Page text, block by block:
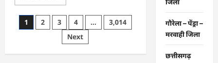
नया
आधार
more
CG
:
समाज
एकजुटता
Posts
1 2 3 4 …
3,014
Next
जिला
गौरेला – पेंड्रा –
मरवाही जिला
छत्तीसगढ़